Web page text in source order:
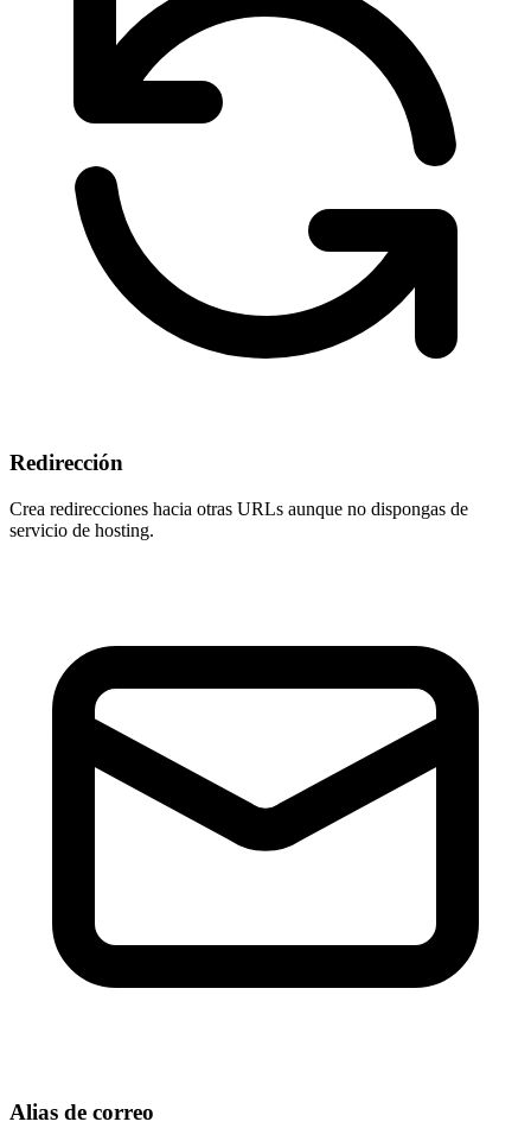
Redirección
Crea redirecciones hacia otras URLs aunque no dispongas de
servicio de hosting.
Alias de correo